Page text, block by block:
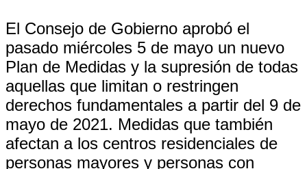
El Consejo de Gobierno aprobó el
pasado miércoles 5 de mayo un nuevo
Plan de Medidas y la supresión de todas
aquellas que limitan o restringen
derechos fundamentales a partir del 9 de
mayo de 2021. Medidas que también
afectan a los centros residenciales de
personas mayores y personas con